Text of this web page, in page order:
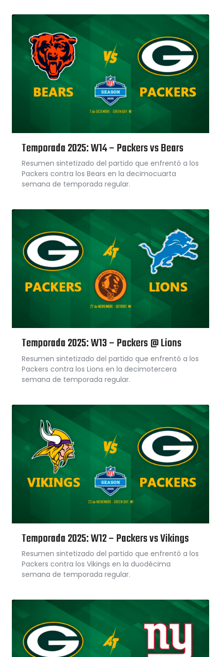
Temporada 2025: W14 – Packers vs Bears
Resumen sintetizado del partido que enfrentó a los
Packers contra los Bears en la decimocuarta
semana de temporada regular.
Temporada 2025: W13 – Packers @ Lions
Resumen sintetizado del partido que enfrentó a los
Packers contra los Lions en la decimotercera
semana de temporada regular.
Temporada 2025: W12 – Packers vs Vikings
Resumen sintetizado del partido que enfrentó a los
Packers contra los Vikings en la duodécima
semana de temporada regular.